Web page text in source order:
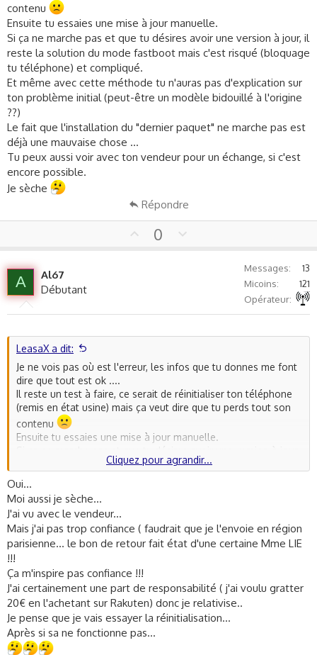
contenu
Ensuite tu essaies une mise à jour manuelle.
Si ça ne marche pas et que tu désires avoir une version à jour, il
reste la solution du mode fastboot mais c'est risqué (bloquage
tu téléphone) et compliqué.
Et même avec cette méthode tu n'auras pas d'explication sur
ton problème initial (peut-être un modèle bidouillé à l'origine
??)
Le fait que l'installation du "dernier paquet" ne marche pas est
déjà une mauvaise chose ...
Tu peux aussi voir avec ton vendeur pour un échange, si c'est
encore possible.
Je sèche
Répondre
e
0
o
e
A
Al67
Débutant
Messages
13
Micoins
121
Opérateur
LeasaX a dit:
Je ne vois pas où est l'erreur, les infos que tu donnes me font
dire que tout est ok ....
Il reste un test à faire, ce serait de réinitialiser ton téléphone
(remis en état usine) mais ça veut dire que tu perds tout son
contenu
Ensuite tu essaies une mise à jour manuelle.
il reste la solution du mode fastboot mais c'est risqué
(bloquage tu téléphone) et compliqué.
Et même avec cette méthode tu n'auras pas d'explication sur
ton problème initial (peut-être un modèle bidouillé à l'origine
??)
Le fait que l'installation du "dernier paquet" ne marche pas est
déjà une mauvaise chose ...
encore possible.
Je sèche
Cliquez pour agrandir...
Oui...
Moi aussi je sèche...
J'ai vu avec le vendeur...
Mais j'ai pas trop confiance ( faudrait que je l'envoie en région
parisienne... le bon de retour fait état d'une certaine Mme LIE
!!!
Ça m'inspire pas confiance !!!
J'ai certainement une part de responsabilité ( j'ai voulu gratter
20€ en l'achetant sur Rakuten) donc je relativise..
Je pense que je vais essayer la réinitialisation...
Après si sa ne fonctionne pas...